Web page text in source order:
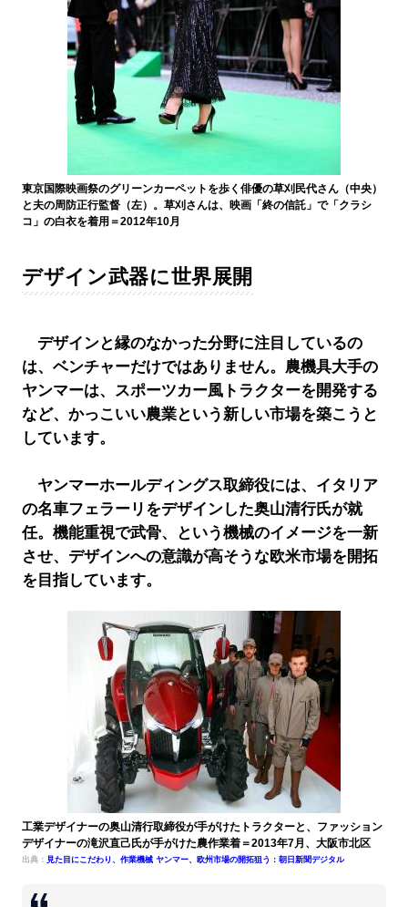
東京国際映画祭のグリーンカーペットを歩く俳優の草刈民代さん（中央）
と夫の周防正行監督（左）。草刈さんは、映画「終の信託」で「クラシ
コ」の白衣を着用＝2012年10月
デザイン武器に世界展開
デザインと縁のなかった分野に注目しているの
は、ベンチャーだけではありません。農機具大手の
ヤンマーは、スポーツカー風トラクターを開発する
など、かっこいい農業という新しい市場を築こうと
しています。
ヤンマーホールディングス取締役には、イタリア
の名車フェラーリをデザインした奥山清行氏が就
任。機能重視で武骨、という機械のイメージを一新
させ、デザインへの意識が高そうな欧米市場を開拓
を目指しています。
工業デザイナーの奥山清行取締役が手がけたトラクターと、ファッション
デザイナーの滝沢直己氏が手がけた農作業着＝2013年7月、大阪市北区
出典： 見た目にこだわり、作業機械 ヤンマー、欧州市場の開拓狙う：朝日新聞デジタル